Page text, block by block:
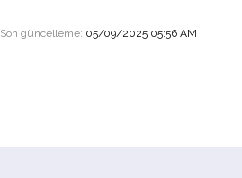
Son güncelleme: 05/09/2025 05:56 AM